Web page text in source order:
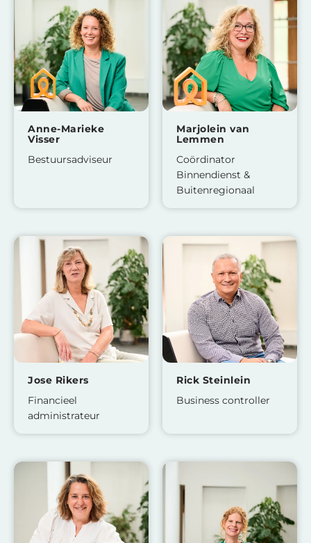
Anne-Marieke
Visser
Bestuursadviseur
Marjolein van
Lemmen
Coördinator
Binnendienst &
Buitenregionaal
Jose Rikers
Financieel
administrateur
Rick Steinlein
Business controller